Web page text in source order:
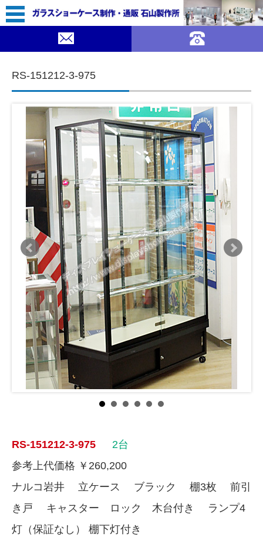
RS-151212-3-975
RS-151212-3-975
2台
参考上代価格 ￥260,200
ナルコ岩井 立ケース ブラック 棚3枚 前引
き戸 キャスター ロック 木台付き ランプ4
灯（保証なし） 棚下灯付き